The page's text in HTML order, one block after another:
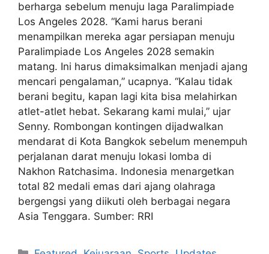
berharga sebelum menuju laga Paralimpiade
Los Angeles 2028. “Kami harus berani
menampilkan mereka agar persiapan menuju
Paralimpiade Los Angeles 2028 semakin
matang. Ini harus dimaksimalkan menjadi ajang
mencari pengalaman,” ucapnya. “Kalau tidak
berani begitu, kapan lagi kita bisa melahirkan
atlet-atlet hebat. Sekarang kami mulai,” ujar
Senny. Rombongan kontingen dijadwalkan
mendarat di Kota Bangkok sebelum menempuh
perjalanan darat menuju lokasi lomba di
Nakhon Ratchasima. Indonesia menargetkan
total 82 medali emas dari ajang olahraga
bergengsi yang diikuti oleh berbagai negara
Asia Tenggara. Sumber: RRI